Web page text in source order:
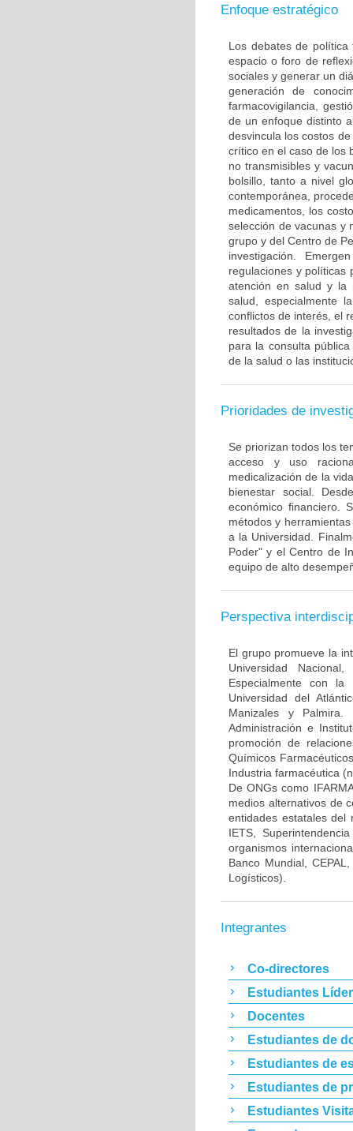
Enfoque estratégico
Los debates de
espacio o foro de
sociales y generar un
generación de
farmacovigilancia,
de un enfoque distinto
desvincula los costos
crítico en el caso de los
no transmisibles y
bolsillo, tanto a nivel
contemporánea,
medicamentos, los
selección de vacunas y
grupo y del Centro de
investigación.
regulaciones y políticas
atención en salud y la
salud, especialmente
conflictos de interés, el
resultados de la
para la consulta
de la salud o las
Prioridades de
Se priorizan todos los
acceso y uso
medicalización de la
bienestar social.
económico financiero.
métodos y
a la Universidad.
Poder" y el Centro de
equipo de alto
Perspectiva
El grupo promueve la
Universidad
Especialmente con
Universidad del
Manizales y Palmira.
Administración e
promoción de
Químicos
Industria farmacéutica
De ONGs como
medios alternativos de
entidades estatales del
IETS,
organismos
Banco Mundial,
Logísticos).
Integrantes
Co-directores
Estudiantes
Docentes
Estudiantes de
Estudiantes de
Estudiantes de
Estudiantes